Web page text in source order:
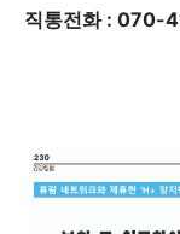
직통전화 :